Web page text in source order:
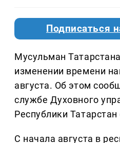
Подписаться
Мусульман
изменении времени
августа. Об этом
службе Духовного
Республики
С начала августа в